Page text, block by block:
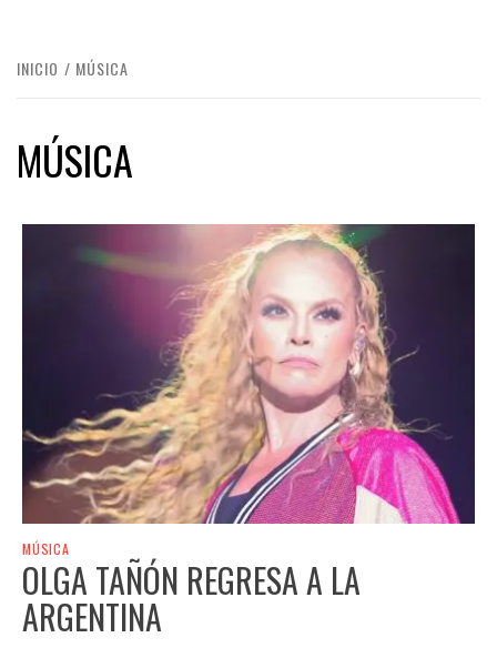
INICIO MÚSICA
MÚSICA
MÚSICA
OLGA TAÑÓN REGRESA A LA
ARGENTINA